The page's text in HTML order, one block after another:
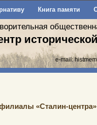
Книга памяти
e-mail:
«Сталин-